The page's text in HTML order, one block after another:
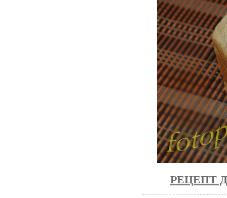
РЕЦЕПТ